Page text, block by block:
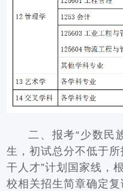
二、报考“少数民
生，初试总分不低于
干人才”计划国家线，
校相关招生简章确定复